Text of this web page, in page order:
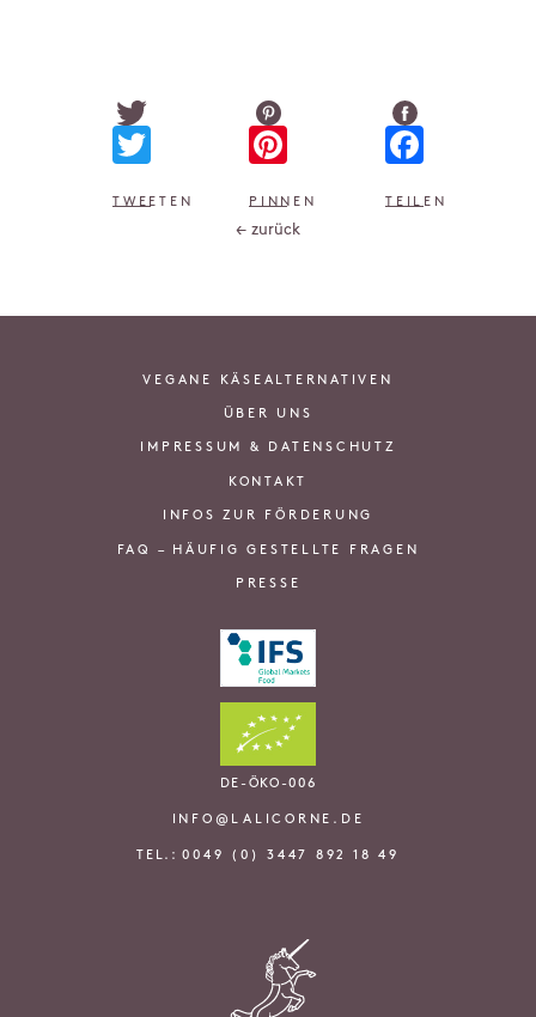
Twitter
TWEETEN
Pinterest
PINNEN TEILEN
← zurück
VEGANE KÄSEALTERNATIVEN
ÜBER UNS
IMPRESSUM & DATENSCHUTZ
KONTAKT
INFOS ZUR FÖRDERUNG
FAQ – HÄUFIG GESTELLTE FRAGEN
PRESSE
DE-ÖKO-006
INFO@LALICORNE.DE
TEL.:0049 (0) 3447 892 18 49